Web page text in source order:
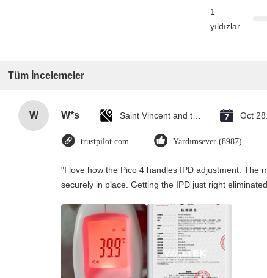
1
yıldızlar
Tüm İncelemeler
W W*s Oct
trustpilot.com Yardımsever (8987)
"I love how the Pico 4 handles IPD adjustment. The
securely in place. Getting the IPD just right eliminated